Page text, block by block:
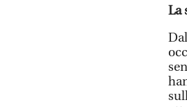
La